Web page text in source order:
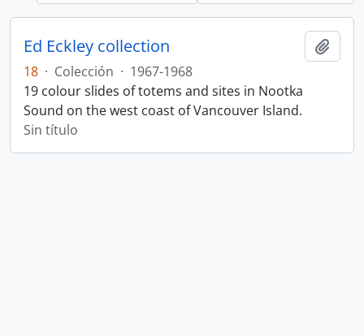
Ed Eckley collection
18 · Colección · 1967-1968
19 colour slides of totems and sites in Nootka
Sound on the west coast of Vancouver Island.
Sin título